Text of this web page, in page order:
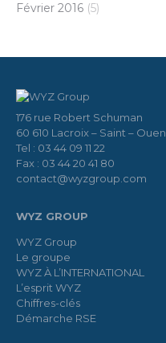
Février 2016 (5)
176 rue Robert Schuman
60 610 Lacroix – Saint – Ouen
Tel : 03 44 09 11 22
Fax : 03 44 20 41 80
contact@wyzgroup.com
WYZ GROUP
WYZ Group
Le groupe
WYZ À L’INTERNATIONAL
L’esprit WYZ
Chiffres-clés
Démarche RSE